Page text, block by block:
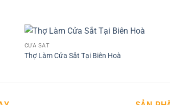
CỬA SẮT
Thợ Làm Cửa Sắt Tại Biên Hoà